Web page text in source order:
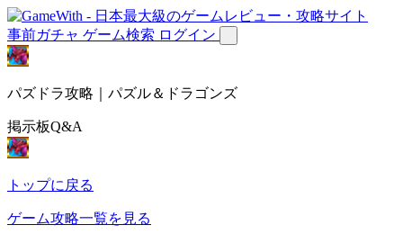
事前ガチャ ゲーム検索 ログイン
パズドラ攻略｜パズル＆ドラゴンズ
掲示板Q&A
トップに戻る
ゲーム攻略一覧を見る